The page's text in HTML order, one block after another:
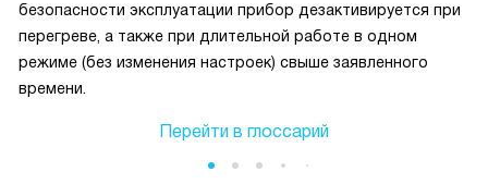
безопасности эксплуатации прибор дезактивируется при
перегреве, а также при длительной работе в одном
режиме (без изменения настроек) свыше заявленного
времени.
Перейти в глоссарий